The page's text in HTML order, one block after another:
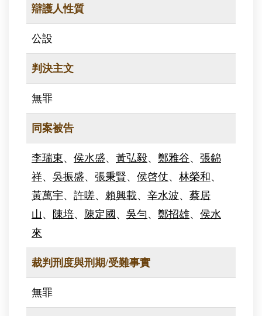
辯護人性質
公設
判決主文
無罪
同案被告
李瑞東、 侯水盛、 黃弘毅、 鄭雅谷、 張錦
祥、 吳振盛、 張秉賢、 侯啓仗、 林榮和 、
黃萬宇、 許嗟、 賴興載、 辛水波、 蔡居
山 、 陳培、 陳定國 、 吳勻 、 鄭招雄、 侯水
來
裁判刑度與刑期/受難事實
無罪